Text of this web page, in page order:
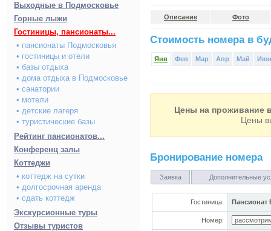
Выходные в Подмосковье
Горные лыжи
Гостиницы, пансионаты...
• пансионаты Подмосковья
• гостиницы и отели
• базы отдыха
• дома отдыха в Подмосковье
• санатории
• мотели
• детские лагеря
• туристические базы
Рейтинг пансионатов...
Конференц залы
Коттеджи
• коттедж на сутки
• долгосрочная аренда
• сдать коттедж
Экскурсионные туры
Отзывы туристов
Описание Фото
Стоимость номера в
Янв Фев Мар Апр Май Июн
Цены на проживание
Цены
Бронирование номера
Заявка Дополнительные
Гостиница: Пансионат
Номер: